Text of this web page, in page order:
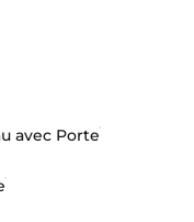
avec Porte